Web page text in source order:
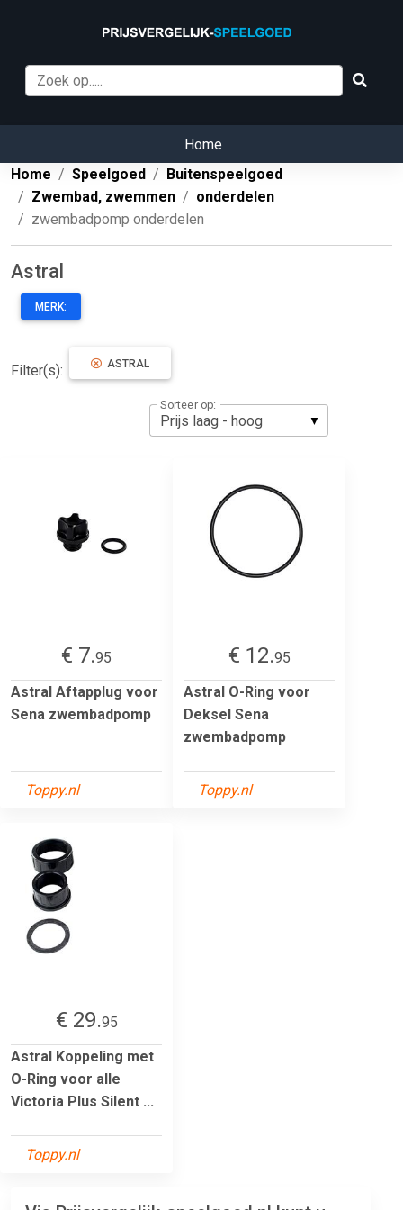
Home
Home
Speelgoed
Buitenspeelgoed
Zwembad, zwemmen
onderdelen
zwembadpomp onderdelen
Astral
MERK:
Filter(s): ASTRAL
Sorteer op:
€ 7.95
Astral Aftapplug voor
Sena zwembadpomp
Toppy.nl
€ 12.95
Astral O-Ring voor
Deksel Sena
zwembadpomp
Toppy.nl
€ 29.95
Astral Koppeling met
O-Ring voor alle
Victoria Plus Silent ...
Toppy.nl